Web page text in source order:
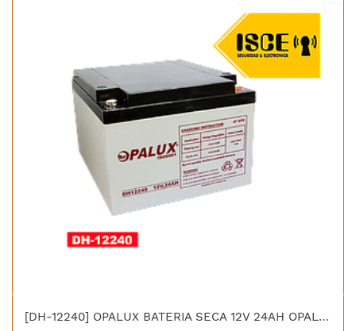
[DH-12240] OPALUX BATERIA SECA 12V 24AH OPALUX